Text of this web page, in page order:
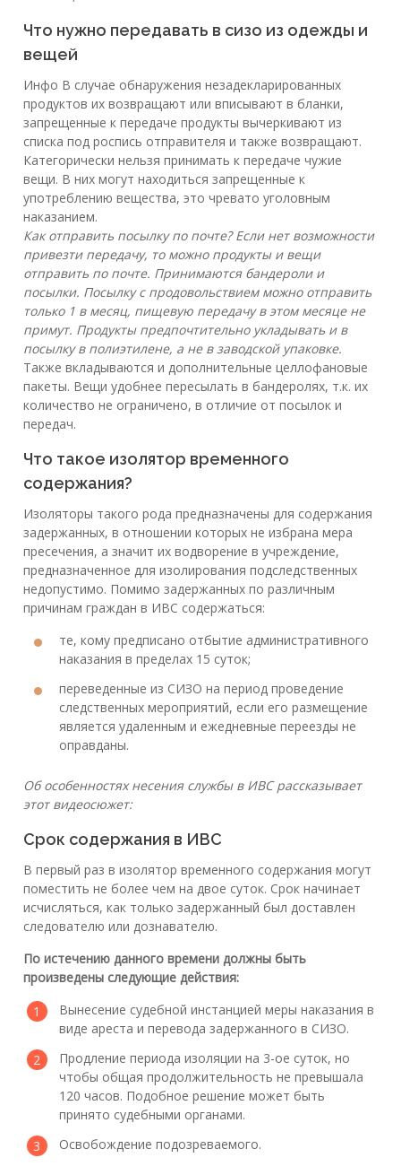
Что нужно передавать в сизо из одежды и
вещей
Инфо В случае обнаружения незадекларированных
продуктов их возвращают или вписывают в бланки,
запрещенные к передаче продукты вычеркивают из
списка под роспись отправителя и также возвращают.
Категорически нельзя принимать к передаче чужие
вещи. В них могут находиться запрещенные к
употреблению вещества, это чревато уголовным
наказанием.
Как отправить посылку по почте? Если нет возможности
привезти передачу, то можно продукты и вещи
отправить по почте. Принимаются бандероли и
посылки. Посылку с продовольствием можно отправить
только 1 в месяц, пищевую передачу в этом месяце не
примут. Продукты предпочтительно укладывать и в
посылку в полиэтилене, а не в заводской упаковке.
Также вкладываются и дополнительные целлофановые
пакеты. Вещи удобнее пересылать в бандеролях, т.к. их
количество не ограничено, в отличие от посылок и
передач.
Что такое изолятор временного
содержания?
Изоляторы такого рода предназначены для содержания
задержанных, в отношении которых не избрана мера
пресечения, а значит их водворение в учреждение,
предназначенное для изолирования подследственных
недопустимо. Помимо задержанных по различным
причинам граждан в ИВС содержаться:
те, кому предписано отбытие административного
наказания в пределах 15 суток;
переведенные из СИЗО на период проведение
следственных мероприятий, если его размещение
является удаленным и ежедневные переезды не
оправданы.
Об особенностях несения службы в ИВС рассказывает
этот видеосюжет:
Срок содержания в ИВС
В первый раз в изолятор временного содержания могут
поместить не более чем на двое суток. Срок начинает
исчисляться, как только задержанный был доставлен
следователю или дознавателю.
По истечению данного времени должны быть
произведены следующие действия:
Вынесение судебной инстанцией меры наказания в
виде ареста и перевода задержанного в СИЗО.
Продление периода изоляции на 3-ое суток, но
чтобы общая продолжительность не превышала
120 часов. Подобное решение может быть
принято судебными органами.
Освобождение подозреваемого.